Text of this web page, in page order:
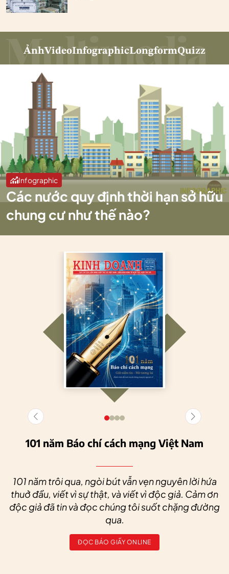
ẢnhVideoInfographicLongformQuizz
Infographic
Các nước quy định thời hạn sở hữu
chung cư như thế nào?
101 năm Báo chí cách mạng Việt Nam
101 năm trôi qua, ngòi bút vẫn vẹn nguyên lời hứa
thuở đầu, viết vì sự thật, và viết vì độc giả. Cảm ơn
độc giả đã tin và đọc chúng tôi suốt chặng đường
qua.
ĐỌC BÁO GIẤY ONLINE